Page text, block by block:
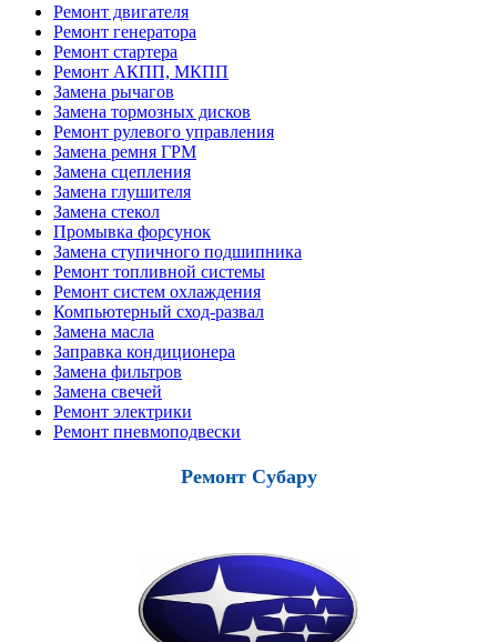
Ремонт двигателя
Ремонт генератора
Ремонт стартера
Ремонт АКПП, МКПП
Замена рычагов
Замена тормозных дисков
Ремонт рулевого управления
Замена ремня ГРМ
Замена сцепления
Замена глушителя
Замена стекол
Промывка форсунок
Замена ступичного подшипника
Ремонт топливной системы
Ремонт систем охлаждения
Компьютерный сход-развал
Замена масла
Заправка кондиционера
Замена фильтров
Замена свечей
Ремонт электрики
Ремонт пневмоподвески
Ремонт Субару